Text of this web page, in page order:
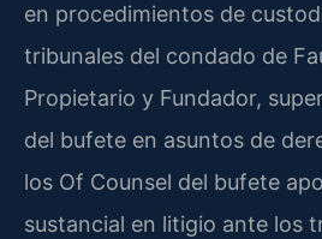
en procedimientos de
tribunales del condado de
Propietario y Fundador,
del bufete en asuntos de
los Of Counsel del bufete
sustancial en litigio ante los